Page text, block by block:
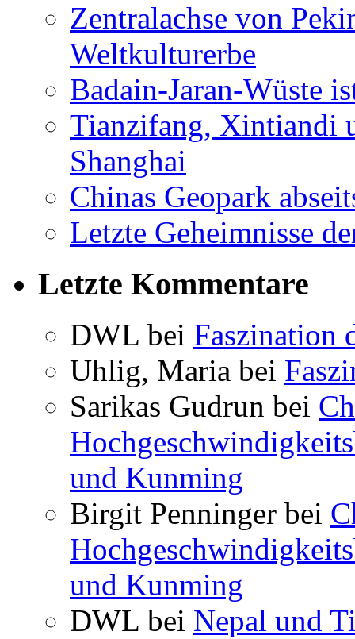
Zentralachse von
Weltkulturerbe
Badain-Jaran-Wüste
Tianzifang, Xintiandi
Shanghai
Chinas Geopark
Letzte Geheimnisse
Letzte Kommentare
DWL bei Faszination
Uhlig, Maria bei
Sarikas Gudrun bei
und Kunming
Birgit Penninger bei
und Kunming
DWL bei Nepal und